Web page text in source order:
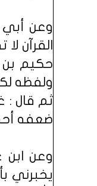
وعن أبي
القرآن
حكيم بن
ولفظه
ثم قال :
ضعفه
وعن
يخبرني